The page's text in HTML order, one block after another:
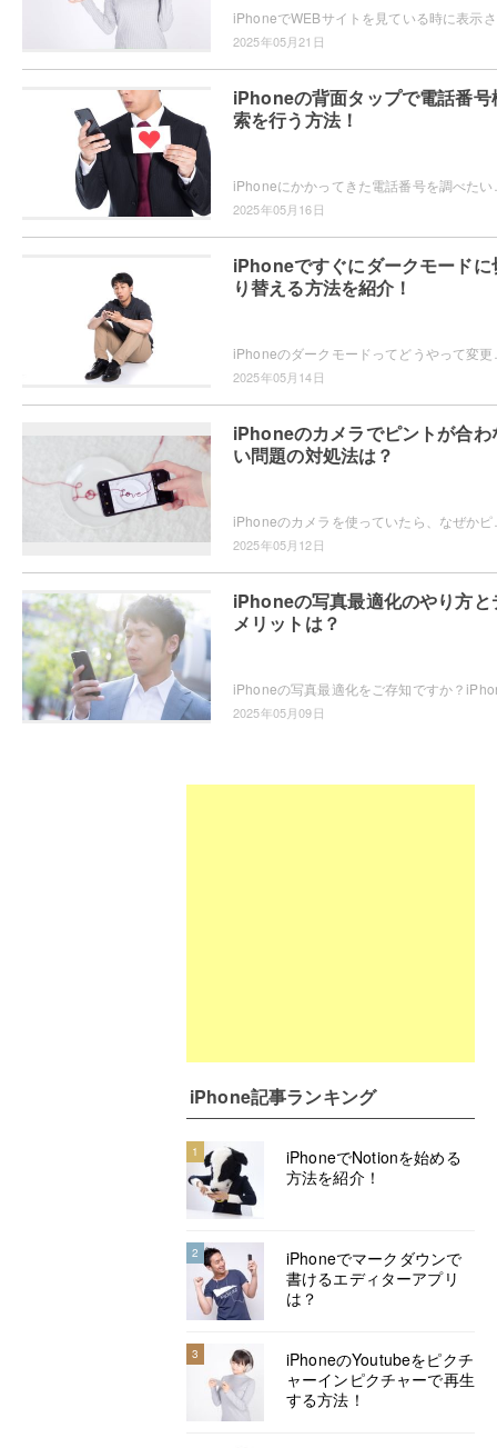
2025年05月21日
iPhoneの背面タップで電話番号
索を行う方法！
2025年05月16日
iPhoneですぐにダークモードに
り替える方法を紹介！
2025年05月14日
iPhoneのカメラでピントが合わ
い問題の対処法は？
2025年05月12日
iPhoneの写真最適化のやり方と
メリットは？
2025年05月09日
iPhone記事ランキング
1
iPhoneでNotionを始める
方法を紹介！
2
iPhoneでマークダウンで
書けるエディターアプリ
は？
3
iPhoneのYoutubeをピクチ
ャーインピクチャーで再生
する方法！